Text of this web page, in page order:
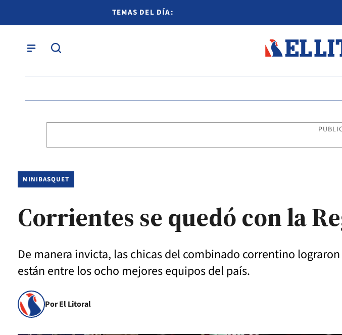
TEMAS DEL DÍA:
MINIBASQUET
Corrientes se quedó con la
De manera invicta, las chicas del combinado correntino
están entre los ocho mejores equipos del país.
Por El Litoral